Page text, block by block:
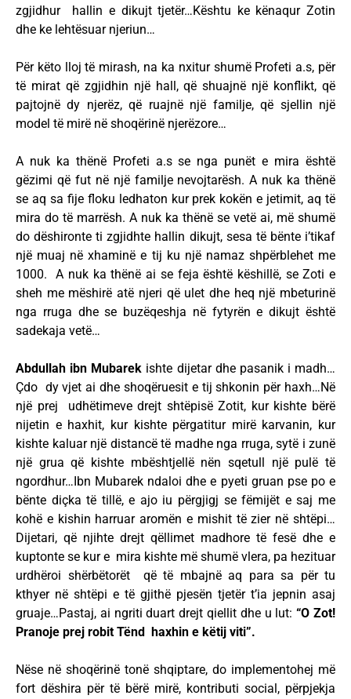
zgjidhur hallin e dikujt tjetër…Kështu ke kënaqur Zotin
dhe ke lehtësuar njeriun…
Për këto lloj të mirash, na ka nxitur shumë Profeti a.s, për
të mirat që zgjidhin një hall, që shuajnë një konflikt, që
pajtojnë dy njerëz, që ruajnë një familje, që sjellin një
model të mirë në shoqërinë njerëzore…
A nuk ka thënë Profeti a.s se nga punët e mira është
gëzimi që fut në një familje nevojtarësh. A nuk ka thënë
se aq sa fije floku ledhaton kur prek kokën e jetimit, aq të
mira do të marrësh. A nuk ka thënë se vetë ai, më shumë
do dëshironte ti zgjidhte hallin dikujt, sesa të bënte i’tikaf
një muaj në xhaminë e tij ku një namaz shpërblehet me
1000. A nuk ka thënë ai se feja është këshillë, se Zoti e
sheh me mëshirë atë njeri që ulet dhe heq një mbeturinë
nga rruga dhe se buzëqeshja në fytyrën e dikujt është
sadekaja vetë…
Abdullah ibn Mubarek ishte dijetar dhe pasanik i madh…
Çdo dy vjet ai dhe shoqëruesit e tij shkonin për haxh…Në
një prej udhëtimeve drejt shtëpisë Zotit, kur kishte bërë
nijetin e haxhit, kur kishte përgatitur mirë karvanin, kur
kishte kaluar një distancë të madhe nga rruga, sytë i zunë
një grua që kishte mbështjellë nën sqetull një pulë të
ngordhur…Ibn Mubarek ndaloi dhe e pyeti gruan pse po e
bënte diçka të tillë, e ajo iu përgjigj se fëmijët e saj me
kohë e kishin harruar aromën e mishit të zier në shtëpi…
Dijetari, që njihte drejt qëllimet madhore të fesë dhe e
kuptonte se kur e mira kishte më shumë vlera, pa hezituar
urdhëroi shërbëtorët që të mbajnë aq para sa për tu
kthyer në shtëpi e të gjithë pjesën tjetër t’ia jepnin asaj
gruaje…Pastaj, ai ngriti duart drejt qiellit dhe u lut:“O Zot!
Pranoje prej robit Tënd haxhin e këtij viti”.
Nëse në shoqërinë tonë shqiptare, do implementohej më
fort dëshira për të bërë mirë, kontributi social, përpjekja